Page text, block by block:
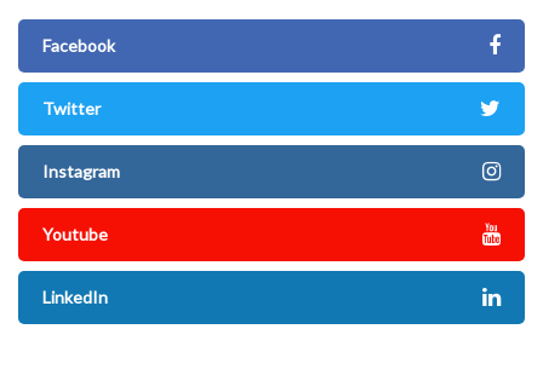
Facebook
Twitter
Instagram
Youtube
LinkedIn